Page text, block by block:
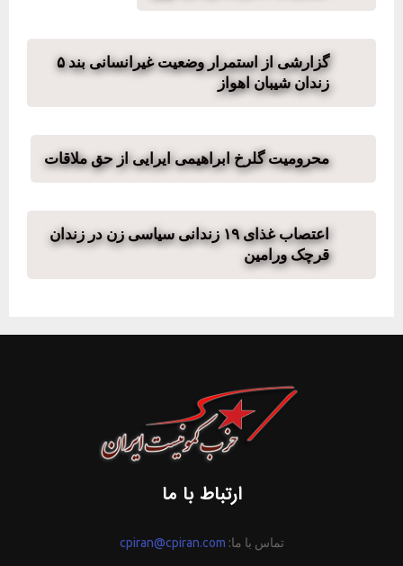
گزارشی از استمرار وضعیت غیرانسانی بند ۵
زندان شیبان اهواز
محرومیت گلرخ ابراهیمی ایرایی از حق ملاقات
اعتصاب غذای ۱۹ زندانی سیاسی زن در زندان
قرچک ورامین
ارتباط با ما
تماس با ما: cpiran@cpiran.com